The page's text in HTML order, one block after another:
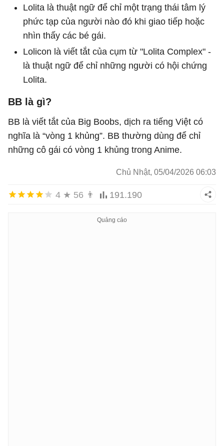
Lolita là thuật ngữ để chỉ một trạng thái tâm lý
phức tạp của người nào đó khi giao tiếp hoặc
nhìn thấy các bé gái.
Lolicon là viết tắt của cụm từ "Lolita Complex" -
là thuật ngữ để chỉ những người có hội chứng
Lolita.
BB là gì?
BB là viết tắt của Big Boobs, dịch ra tiếng Việt có
nghĩa là “vòng 1 khủng”. BB thường dùng để chỉ
những cô gái có vòng 1 khủng trong Anime.
Chủ Nhật, 05/04/2026 06:03
4 ★ 56 👨 191.190